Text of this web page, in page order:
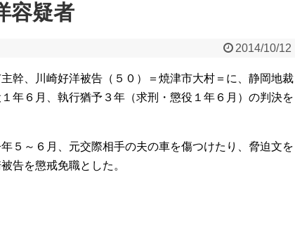
容疑者
2014/10/12
幹、川崎好洋被告（５０）＝焼津市大村＝に、静岡地裁
年６月、執行猶予３年（求刑・懲役１年６月）の判決を
５～６月、元交際相手の夫の車を傷つけたり、脅迫文を
告を懲戒免職とした。